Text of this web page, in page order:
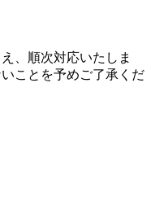
、順次対応いたしま
ことを予めご了承くだ